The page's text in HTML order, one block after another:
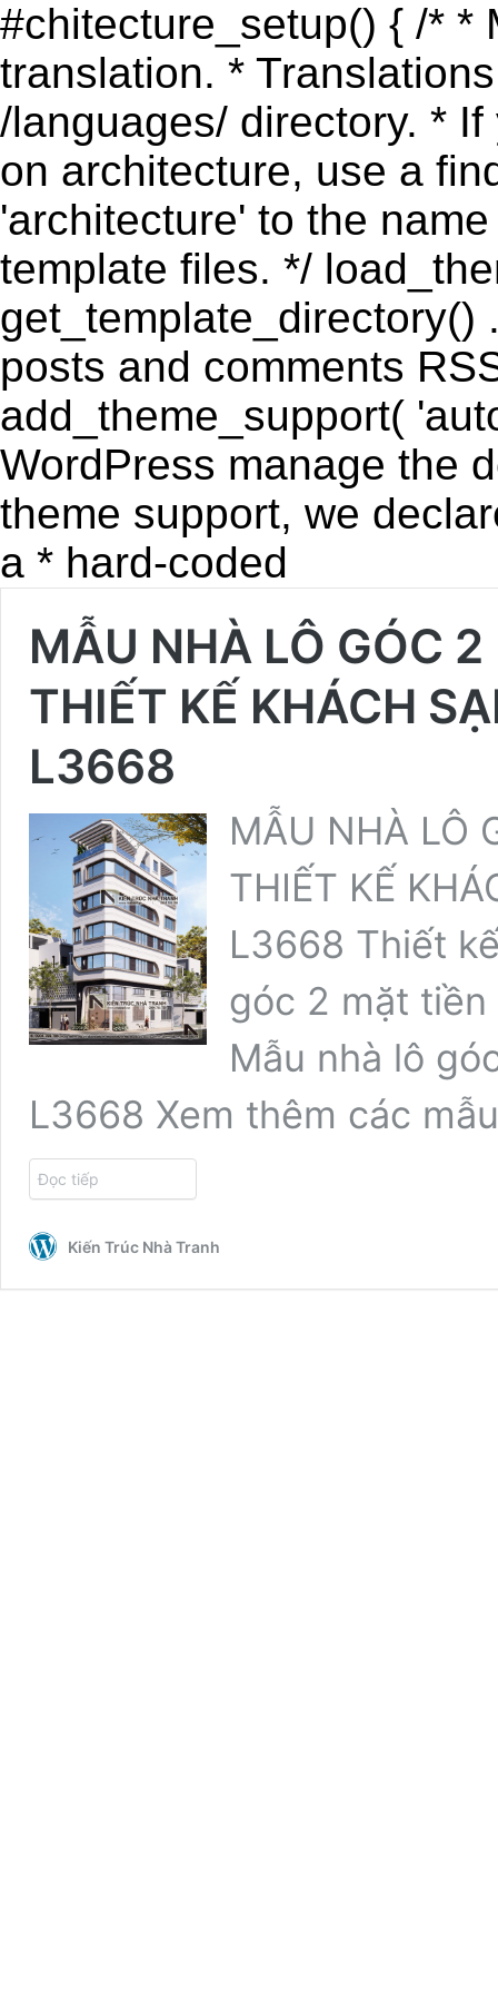
#chitecture_setup() { /* *
translation. *
/languages/ directory. *
on architecture, use a
'architecture' to the
template files. */
get_template_directory()
posts and comments
add_theme_support(
WordPress manage the
theme support, we
a * hard-coded
MẪU NHÀ LÔ GÓC
THIẾT KẾ KHÁCH
L3668
MẪU NHÀ LÔ
THIẾT KẾ
L3668 Thiết
góc 2 mặt
Mẫu nhà lô
L3668 Xem thêm các
Đọc tiếp
Kiến Trúc Nhà Tranh